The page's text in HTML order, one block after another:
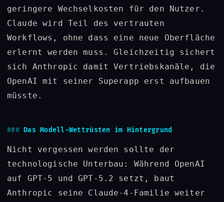
geringere Wechselkosten für den Nutzer.
Claude wird Teil des vertrauten
Workflows, ohne dass eine neue Oberfläche
erlernt werden muss. Gleichzeitig sichert
sich Anthropic damit Vertriebskanäle, die
OpenAI mit seiner Superapp erst aufbauen
müsste.
Das Modell-Wettrüsten im Hintergrund
Nicht vergessen werden sollte der
technologische Unterbau: Während OpenAI
auf GPT-5 und GPT-5.2 setzt, baut
Anthropic seine Claude-4-Familie weiter